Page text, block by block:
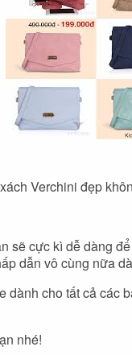
Verchini đẹp
sẽ cực kì dễ dàng
dẫn vô cùng nữa
dành cho tất cả các
nhé!